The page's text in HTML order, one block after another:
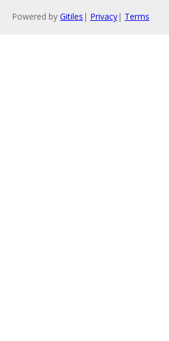
Powered by Gitiles | Privacy| Terms